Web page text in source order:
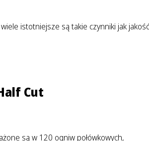
istotniejsze są takie czynniki jak
Cut
są w 120 ogniw połówkowych,